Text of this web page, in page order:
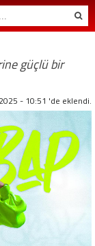
güçlü bir
- 10:51 'de eklendi.